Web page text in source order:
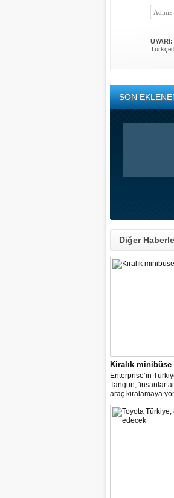
UYARI:
Türkçe
SON
Diğer
Kiralık minibüse
Enterprise’ın
Tangün, 'insanlar
araç kiralamaya
noktada, bavul
minibüs ve SUV
kiralamada geçen